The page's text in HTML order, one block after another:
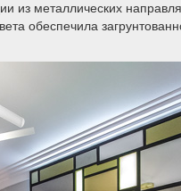
из металлических
обеспечила